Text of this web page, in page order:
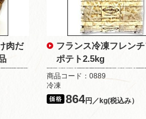
肉だ
フランス冷凍フレン
ポテト2.5kg
商品コード：0889
冷凍
864円／kg(税込み）